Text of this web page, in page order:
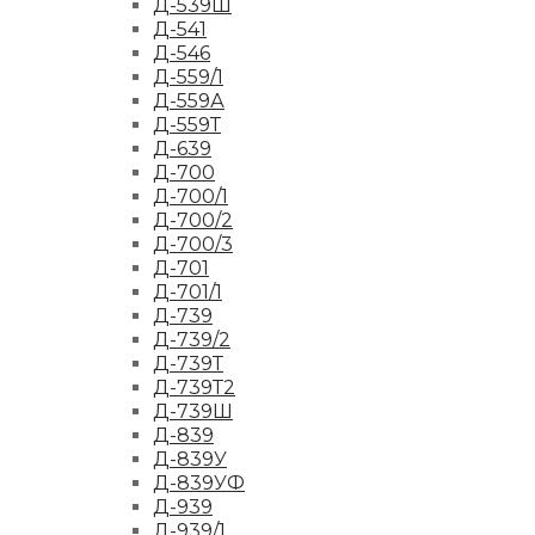
Д-539Ш
Д-541
Д-546
Д-559/1
Д-559А
Д-559Т
Д-639
Д-700
Д-700/1
Д-700/2
Д-700/3
Д-701
Д-701/1
Д-739
Д-739/2
Д-739Т
Д-739Т2
Д-739Ш
Д-839
Д-839У
Д-839УФ
Д-939